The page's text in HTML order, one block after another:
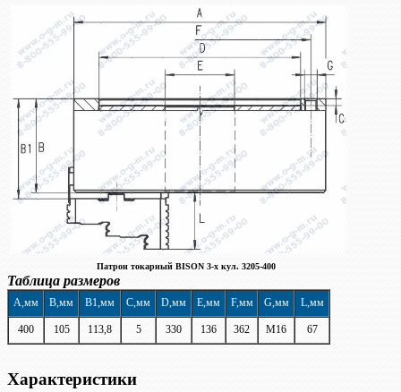
Патрон токарный BISON 3-х кул. 3205-400
Таблица размеров
A,мм B,мм B1,мм C,мм D,мм E,мм F,мм G,мм L,мм
400 105 113,8 5 330 136 362 М16 67
Характеристики